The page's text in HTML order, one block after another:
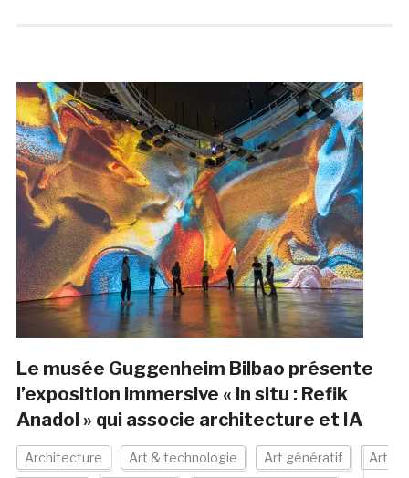
Le musée Guggenheim Bilbao présente
l’exposition immersive « in situ : Refik
Anadol » qui associe architecture et IA
Architecture Art & technologie Art génératif Art